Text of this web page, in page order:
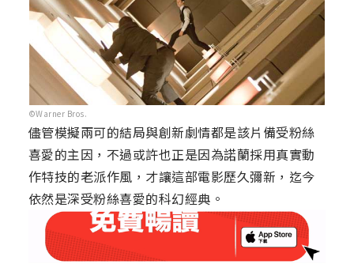
©Warner Bros.
儘管模擬兩可的結局與創新劇情都是該片備受粉絲
喜愛的主因，不過或許也正是因為諾蘭採用真實動
作特技的老派作風，才讓這部電影歷久彌新，迄今
依然是深受粉絲喜愛的科幻經典。